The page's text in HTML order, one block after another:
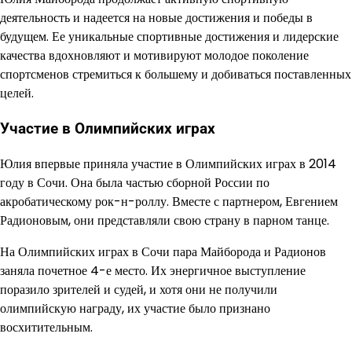
деятельность и надеется на новые достижения и победы в
будущем. Ее уникальные спортивные достижения и лидерские
качества вдохновляют и мотивируют молодое поколение
спортсменов стремиться к большему и добиваться поставленных
целей.
Участие в Олимпийских играх
Юлия впервые приняла участие в Олимпийских играх в 2014
году в Сочи. Она была частью сборной России по
акробатическому рок-н-роллу. Вместе с партнером, Евгением
Радионовым, они представляли свою страну в парном танце.
На Олимпийских играх в Сочи пара Майборода и Радионов
заняла почетное 4-е место. Их энергичное выступление
поразило зрителей и судей, и хотя они не получили
олимпийскую награду, их участие было признано
восхитительным.